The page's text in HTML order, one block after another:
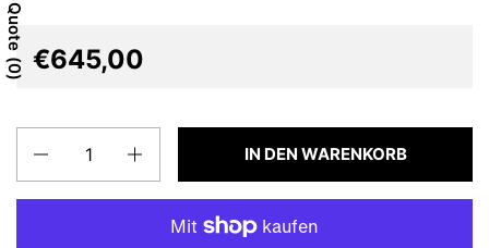
€645,00
IN DEN WARENKORB
Quote
0